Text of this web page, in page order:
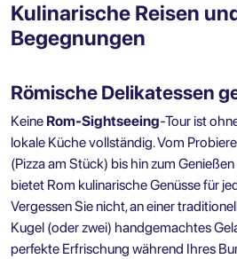
Kulinarische Reisen
Begegnungen
Römische Delikatessen
Keine Rom-Sightseeing-Tour ist
lokale Küche vollständig. Vom
(Pizza am Stück) bis hin zum
bietet Rom kulinarische Genüsse für
Vergessen Sie nicht, an einer
Kugel (oder zwei) handgemachtes
perfekte Erfrischung während Ihres